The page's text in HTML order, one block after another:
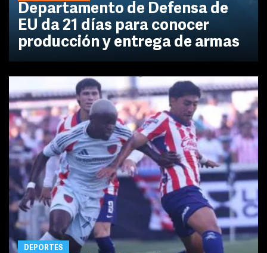
Departamento de Defensa de
EU da 21 días para conocer
producción y entrega de armas
DEPORTES